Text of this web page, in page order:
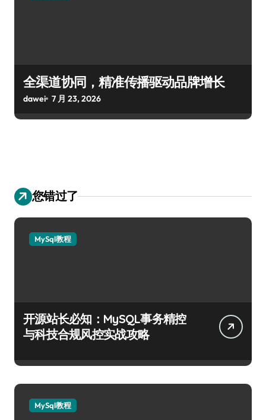
全渠道协同，精准传播驱动品牌增长
dawei 7 月 23, 2026
您错过了
MySql教程
开源站长必知：MySQL事务精控
与科技合规风控实战攻略
MySql教程